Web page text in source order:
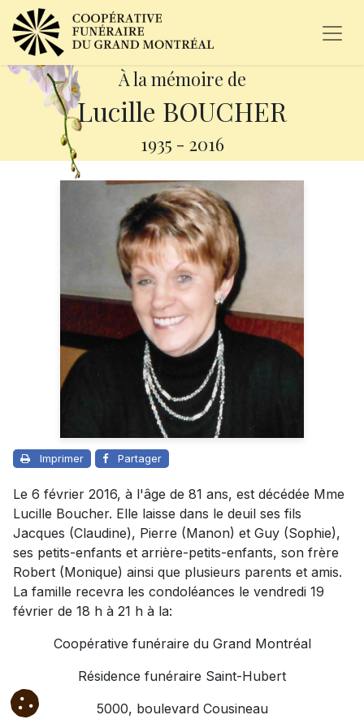
À la mémoire de
Lucille BOUCHER
1935 - 2016
Imprimer Partager
Le 6 février 2016, à l'âge de 81 ans, est décédée Mme
Lucille Boucher. Elle laisse dans le deuil ses fils
Jacques (Claudine), Pierre (Manon) et Guy (Sophie),
ses petits-enfants et arrière-petits-enfants, son frère
Robert (Monique) ainsi que plusieurs parents et amis.
La famille recevra les condoléances le vendredi 19
février de 18 h à 21 h à la:
Coopérative funéraire du Grand Montréal
Résidence funéraire Saint-Hubert
5000, boulevard Cousineau